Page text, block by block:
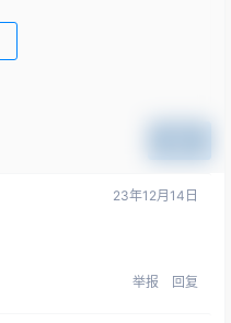
23年12月14日
举报 回复